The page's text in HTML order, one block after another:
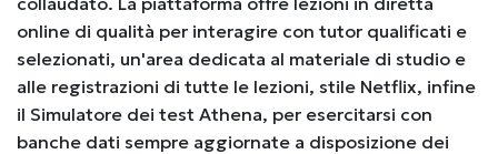
online di qualità per interagire con tutor qualificati e
selezionati, un'area dedicata al materiale di studio e
alle registrazioni di tutte le lezioni, stile Netflix, infine
il Simulatore dei test Athena, per esercitarsi con
banche dati sempre aggiornate a disposizione dei